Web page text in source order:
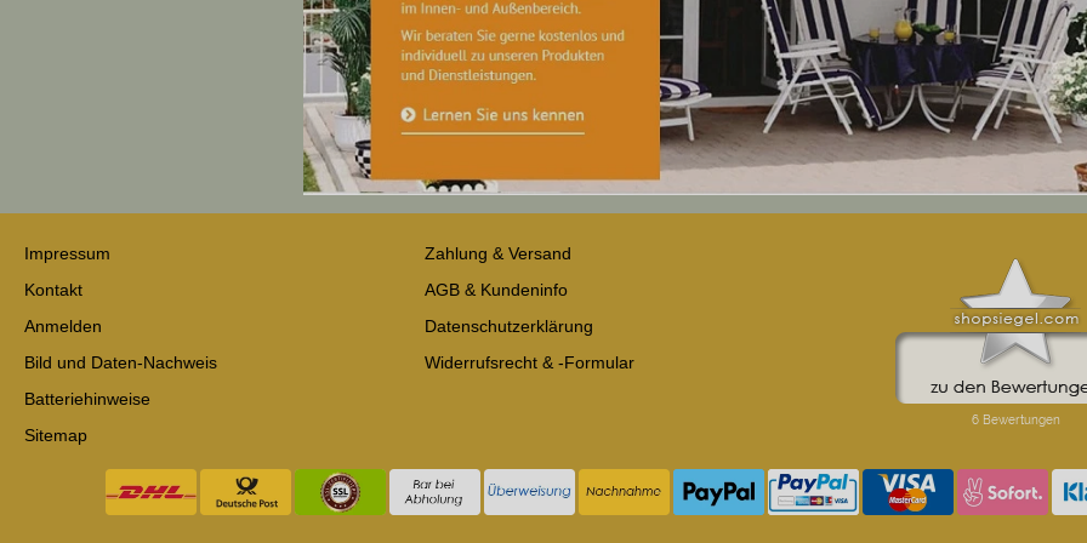
Impressum
Kontakt
Anmelden
Bild und Daten-Nachweis
Batteriehinweise
Sitemap
Zahlung & Versand
AGB & Kundeninfo
Datenschutzerklärung
Widerrufsrecht & -Formular